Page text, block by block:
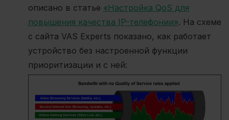
описано в статье «Настройка QoS для
повышения качества IP-телефонии». На схеме
с сайта VAS Experts показано, как работает
устройство без настроенной функции
приоритизации и с ней: